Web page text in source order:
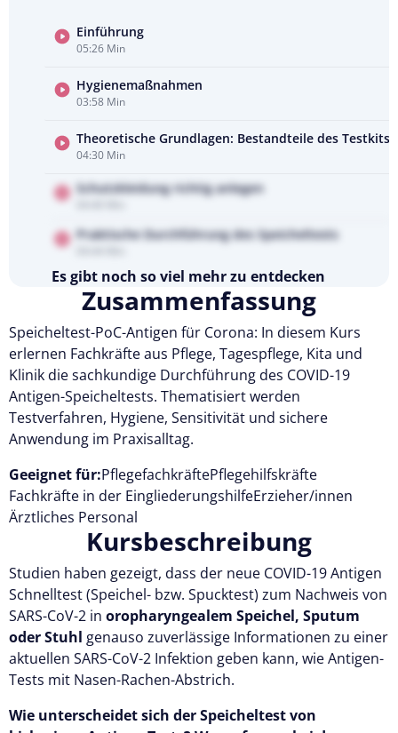
Kursvorschau
ansehen
Einführung
05:26 Min
Hygienemaßnahmen
03:58 Min
Theoretische Grundlagen: Bestandteile des Testkits
04:30 Min
Schutzkleidung richtig anlegen
Praktische Durchführung des Speicheltests
Es gibt noch so viel mehr zu entdecken
Testen Sie Pflegecampus 14 Tage kostenlos.
Kostenlos testen
Zusammenfassung
Speicheltest-PoC-Antigen für Corona: In diesem Kurs
erlernen Fachkräfte aus Pflege, Tagespflege, Kita und
Klinik die sachkundige Durchführung des COVID-19
Antigen-Speicheltests. Thematisiert werden
Testverfahren, Hygiene, Sensitivität und sichere
Anwendung im Praxisalltag.
Geeignet für:PflegefachkräftePflegehilfskräfte
Fachkräfte in der EingliederungshilfeErzieher/innen
Ärztliches Personal
Kursbeschreibung
Studien haben gezeigt, dass der neue COVID-19 Antigen
Schnelltest (Speichel- bzw. Spucktest) zum Nachweis von
SARS-CoV-2 in oropharyngealem Speichel, Sputum
oder Stuhl genauso zuverlässige Informationen zu einer
aktuellen SARS-CoV-2 Infektion geben kann, wie Antigen-
Tests mit Nasen-Rachen-Abstrich.
Wie unterscheidet sich der Speicheltest von